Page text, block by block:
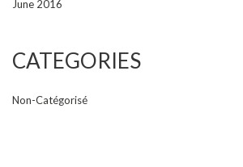
June 2016
CATEGORIES
Non-Catégorisé